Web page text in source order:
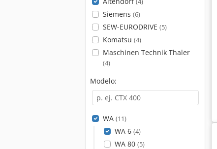
(4)
Siemens (6)
SEW-EURODRIVE (5)
Komatsu (4)
Maschinen Technik Thaler
(4)
Modelo:
WA (11)
WA 6 (4)
WA 80 (5)